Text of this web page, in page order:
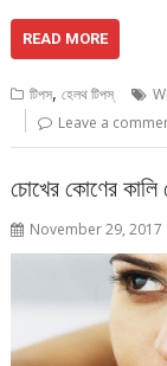
READ MORE
টিপস,হেলথ টিপস্
Leave a
চোখের কোণের কালি
November 29, 2017